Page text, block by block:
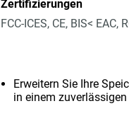
Zertifizierungen
FCC-ICES, CE, BIS< EAC,
Erweitern Sie Ihre
in einem zuverlässigen